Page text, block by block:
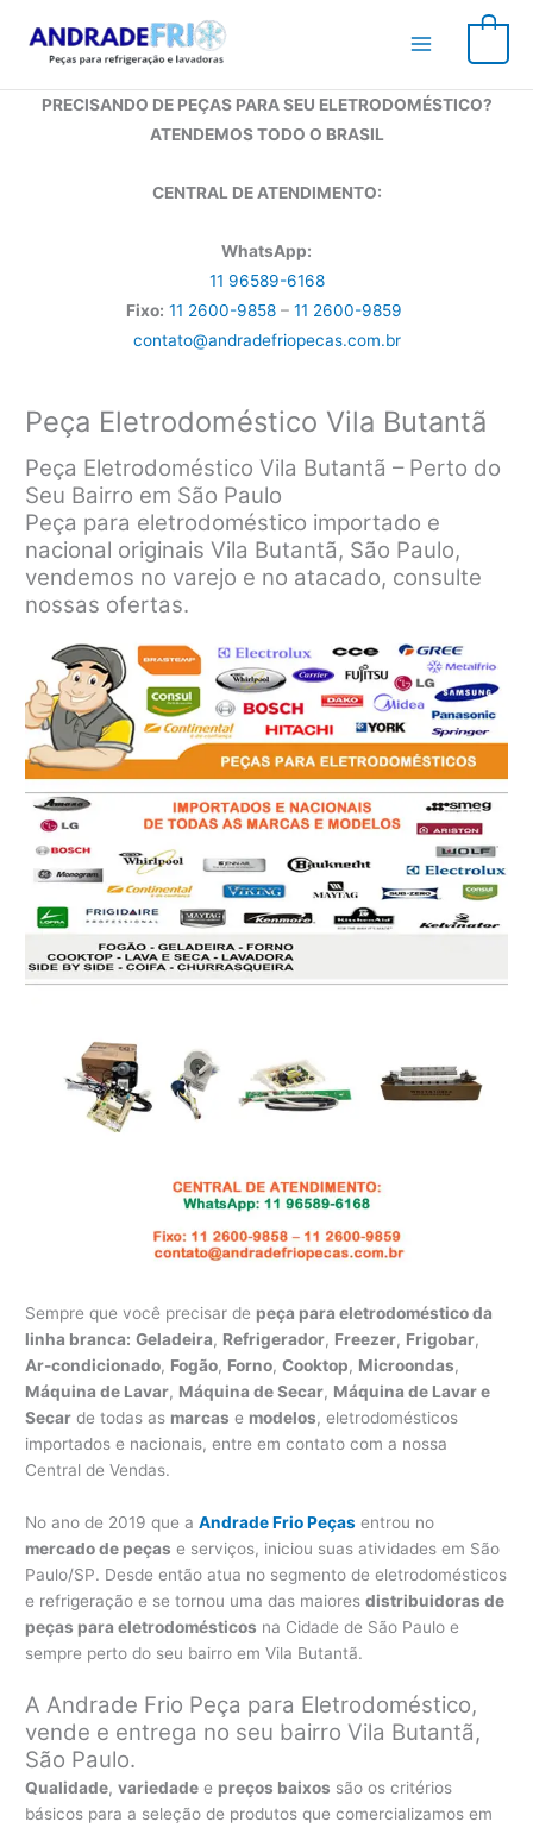
para
conteúdo
PRECISANDO DE PEÇAS PARA SEU ELETRODOMÉSTICO?
ATENDEMOS TODO O BRASIL
CENTRAL DE ATENDIMENTO:
WhatsApp:
11 96589-6168
Fixo: 11 2600-9858 – 11 2600-9859
contato@andradefriopecas.com.br
Peça Eletrodoméstico Vila Butantã
Peça Eletrodoméstico Vila Butantã – Perto do
Seu Bairro em São Paulo
Peça para eletrodoméstico importado e
nacional originais Vila Butantã, São Paulo,
vendemos no varejo e no atacado, consulte
nossas ofertas.
Sempre que você precisar de peça para eletrodoméstico da
linha branca: Geladeira, Refrigerador, Freezer, Frigobar,
Ar-condicionado, Fogão, Forno,Cooktop, Microondas,
Máquina de Lavar, Máquina de Secar, Máquina de Lavar e
Secar de todas as marcas e modelos, eletrodomésticos
importados e nacionais, entre em contato com a nossa
Central de Vendas.
No ano de 2019 que aAndrade Frio Peças entrou no
mercado de peças e serviços, iniciou suas atividades em São
Paulo/SP. Desde então atua no segmento de eletrodomésticos
e refrigeração e se tornou uma das maioresdistribuidoras de
peças para eletrodomésticos na Cidade de São Paulo e
sempre perto do seu bairro em Vila Butantã.
A Andrade Frio Peça para Eletrodoméstico,
vende e entrega no seu bairro Vila Butantã,
São Paulo.
Qualidade,variedade e preços baixos são os critérios
básicos para a seleção de produtos que comercializamos em